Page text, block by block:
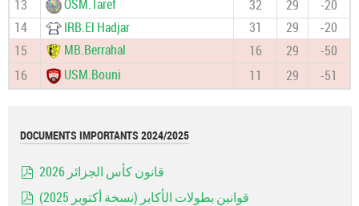
13 OSM.Taref 32 29
-20
14
IRB.El Hadjar 31 29
-20
15
MB.Berrahal 16 29
-50
16
USM.Bouni 11 29 -51
DOCUMENTS IMPORTANTS 2024/2025
قانون كأس الجزائر 2026
قوانين بطولات الأكابر (نسخة أكتوبر 2025)